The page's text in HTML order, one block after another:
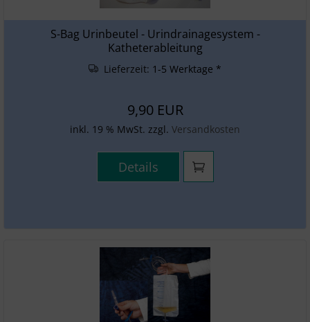
S-Bag Urinbeutel - Urindrainagesystem -
Katheterableitung
Lieferzeit: 1-5 Werktage *
9,90 EUR
inkl. 19 % MwSt. zzgl. Versandkosten
Details